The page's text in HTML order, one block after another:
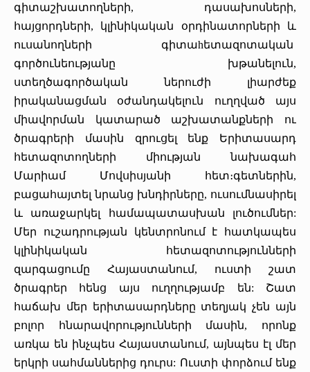
գիտաշխատողների, դասախոսների,
հայցորդների, կլինիկական օրդինատորների և
ուսանողների գիտաhետազոտական
գործունեությանը խթանելուն,
ստեղծագործական ներուժի լիարժեք
իրականացման օժանդակելուն ուղղված այս
միավորման կատարած աշխատանքների ու
ծրագրերի մասին զրուցել ենք Երիտասարդ
հետազոտողների միության նախագահ
Մարիամ Մովսիսյանի հետ։գետներին,
բացահայտել նրանց խնդիրները, ուսումնասիրել
և առաջարկել համապատասխան լուծումներ:
Մեր ուշադրության կենտրոնում է հատկապես
կլինիկական հետազոտությունների
զարգացումը Հայաստանում, ուստի շատ
ծրագրեր հենց այս ուղղությամբ են: Շատ
հաճախ մեր երիտասարդները տեղյակ չեն այն
բոլոր հնարավորությունների մասին, որոնք
առկա են ինչպես Հայաստանում, այնպես էլ մեր
երկրի սահմաններից դուրս: Ուստի փորձում ենք